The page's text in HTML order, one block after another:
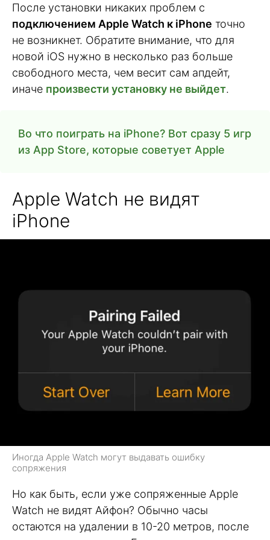
После установки никаких проблем с
подключением Apple Watch к iPhone точно
не возникнет. Обратите внимание, что для
новой iOS нужно в несколько раз больше
свободного места, чем весит сам апдейт,
иначе произвести установку не выйдет.
Во что поиграть на iPhone? Вот сразу 5 игр
из App Store, которые советует Apple
Apple Watch не видят
iPhone
Иногда Apple Watch могут выдавать ошибку
сопряжения
Но как быть, если уже сопряженные Apple
Watch не видят Айфон? Обычно часы
остаются на удалении в 10-20 метров, после